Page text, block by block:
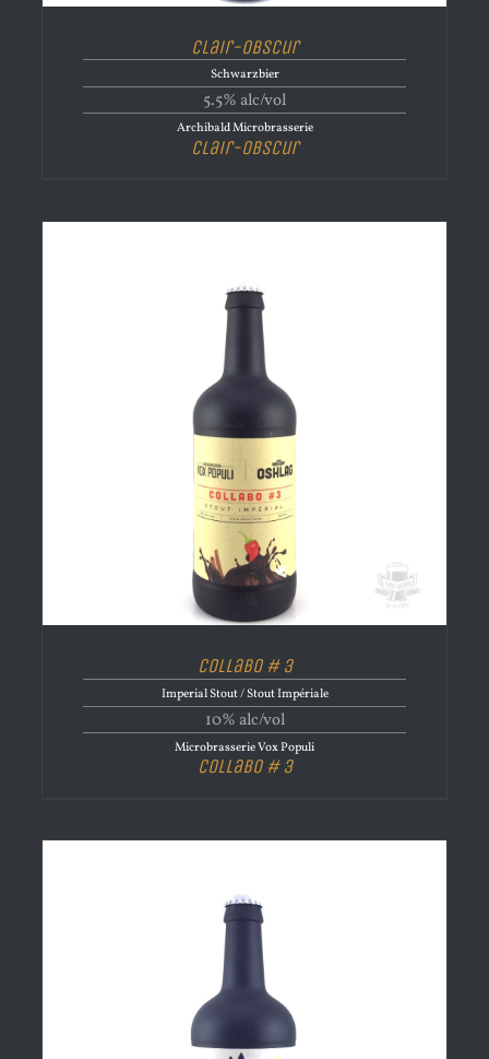
Clair-Obscur
Schwarzbier
5.5% alc/vol
Archibald Microbrasserie
Clair-Obscur
Collabo # 3
Imperial Stout / Stout Impériale
10% alc/vol
Microbrasserie Vox Populi
Collabo # 3